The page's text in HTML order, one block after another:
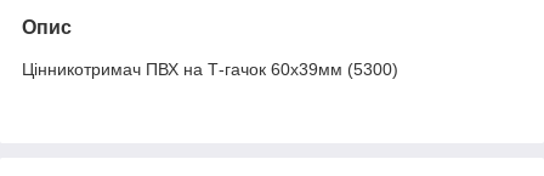
Опис
Цінникотримач ПВХ на Т-гачок 60х39мм (5300)